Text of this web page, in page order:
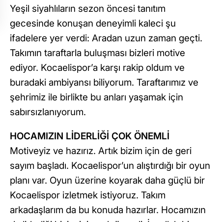
Yeşil siyahlıların sezon öncesi tanıtım
gecesinde konuşan deneyimli kaleci şu
ifadelere yer verdi: Aradan uzun zaman geçti.
Takımın taraftarla buluşması bizleri motive
ediyor. Kocaelispor’a karşı rakip oldum ve
buradaki ambiyansı biliyorum. Taraftarımız ve
şehrimiz ile birlikte bu anları yaşamak için
sabırsızlanıyorum.
HOCAMIZIN LİDERLİĞİ ÇOK ÖNEMLİ
Motiveyiz ve hazırız. Artık bizim için de geri
sayım başladı. Kocaelispor’un alıştırdığı bir oyun
planı var. Oyun üzerine koyarak daha güçlü bir
Kocaelispor izletmek istiyoruz. Takım
arkadaşlarım da bu konuda hazırlar. Hocamızın